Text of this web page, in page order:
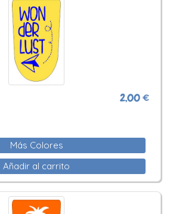
2,00 €
Más Colores
Añadir al carrito